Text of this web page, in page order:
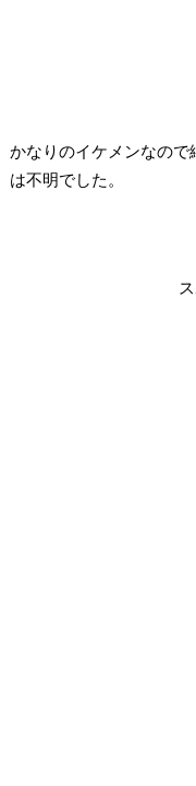
かなりのイケメンなの
は不明でした。